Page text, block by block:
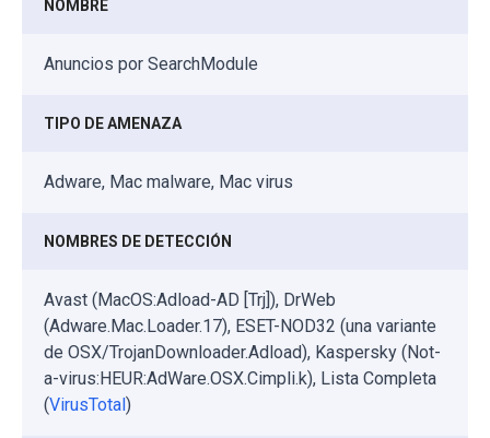
NOMBRE
Anuncios por SearchModule
TIPO DE AMENAZA
Adware, Mac malware, Mac virus
NOMBRES DE DETECCIÓN
Avast (MacOS:Adload-AD [Trj]), DrWeb
(Adware.Mac.Loader.17), ESET-NOD32 (una variante
de OSX/TrojanDownloader.Adload), Kaspersky (Not-
a-virus:HEUR:AdWare.OSX.Cimpli.k), Lista Completa
(VirusTotal)